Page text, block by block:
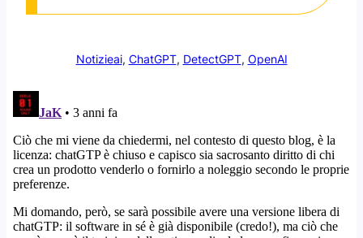
Notizieai, ChatGPT, DetectGPT, OpenAI